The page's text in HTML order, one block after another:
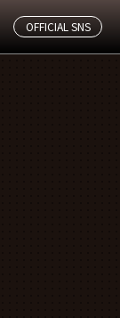
OFFICIAL SNS